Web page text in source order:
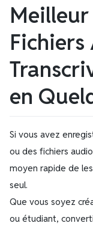
Fichiers
en
Si vous avez
ou des fichiers
moyen rapide de
seul.
Que vous soyez
ou étudiant,